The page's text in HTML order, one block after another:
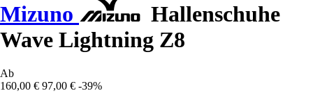
Mizuno
Hallenschuhe
Wave Lightning Z8
Ab
160,00 € 97,00 € -39%